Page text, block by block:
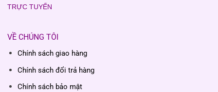
TRỰC TUYẾN
VỀ CHÚNG TÔI
Chính sách giao hàng
Chính sách đổi trả hàng
Chính sách bảo mật